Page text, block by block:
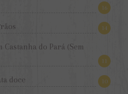
16
14
Castanha do Pará (Sem
11
doce 10